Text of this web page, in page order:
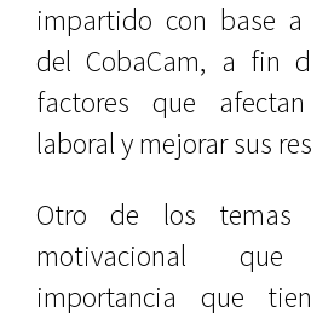
impartido con base a
del CobaCam, a fin
factores que
laboral y mejorar sus
Otro de los temas
motivacional
importancia que